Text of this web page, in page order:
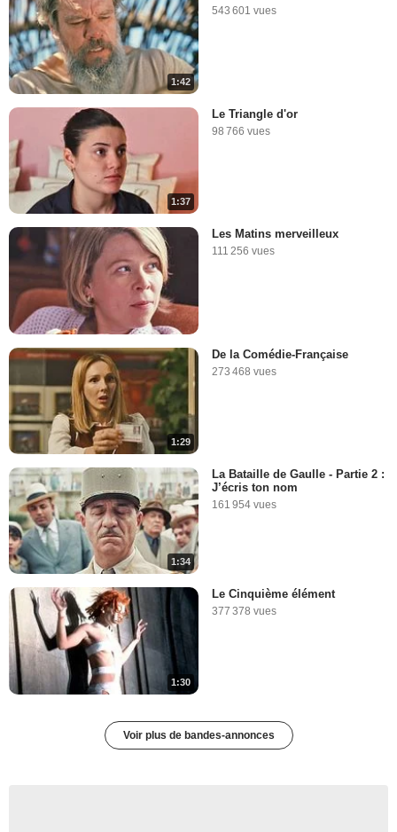
1:42
543 601 vues
1:37
Le Triangle d'or
98 766 vues
Les Matins merveilleux
111 256 vues
1:29
De la Comédie-Française
273 468 vues
1:34
La Bataille de Gaulle - Partie 2 :
J’écris ton nom
161 954 vues
1:30
Le Cinquième élément
377 378 vues
Voir plus de bandes-annonces